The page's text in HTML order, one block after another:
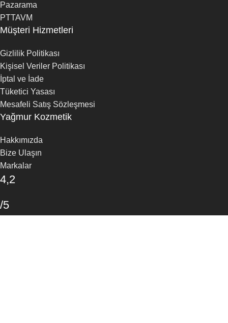
Pazarama
PTTAVM
Müşteri Hizmetleri
Gizlilik Politikası
Kişisel Veriler Politikası
İptal ve İade
Tüketici Yasası
Mesafeli Satış Sözleşmesi
Yağmur Kozmetik
Hakkımızda
Bize Ulaşın
Markalar
4,2
/5